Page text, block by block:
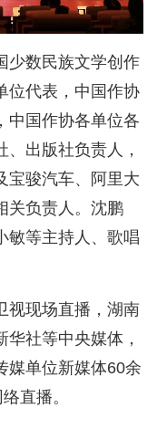
少数民族文学创作
位代表，中国作协
中国作协各单位各
出版社负责人，
宝骏汽车、阿里大
关负责人。沈鹏
敏等主持人、歌唱
视现场直播，湖南
社等中央媒体，
媒单位新媒体60余
直播。